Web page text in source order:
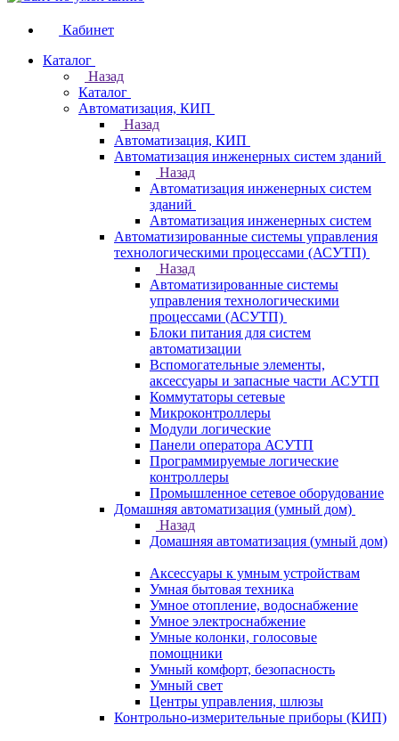
Кабинет
Каталог
Назад
Каталог
Автоматизация, КИП
Назад
Автоматизация, КИП
Автоматизация инженерных систем зданий
Назад
Автоматизация инженерных систем
зданий
Автоматизация инженерных систем
Автоматизированные системы управления
технологическими процессами (АСУТП)
Назад
Автоматизированные системы
управления технологическими
процессами (АСУТП)
Блоки питания для систем
автоматизации
Вспомогательные элементы,
аксессуары и запасные части АСУТП
Коммутаторы сетевые
Микроконтроллеры
Модули логические
Панели оператора АСУТП
Программируемые логические
контроллеры
Промышленное сетевое оборудование
Домашняя автоматизация (умный дом)
Назад
Домашняя автоматизация (умный дом)
Аксессуары к умным устройствам
Умная бытовая техника
Умное отопление, водоснабжение
Умное электроснабжение
Умные колонки, голосовые
помощники
Умный комфорт, безопасность
Умный свет
Центры управления, шлюзы
Контрольно-измерительные приборы (КИП)